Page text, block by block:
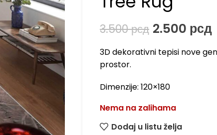
3.500рсд 2.500 рсд
3D dekorativni tepisi nove
prostor.
Dimenzije: 120×180
Nema na zalihama
Dodaj u listu želja